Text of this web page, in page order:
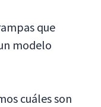
que
modelo
cuáles son